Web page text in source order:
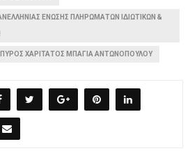
ΈΝΩΣΗΣ ΠΛΗΡΩΜΆΤΩΝ ΙΔΙΩΤΙΚΏΝ &
ΧΑΡΙΤΑΤΟΣ ΜΠΑΓΙΑ ΑΝΤΩΝΟΠΟΥΛΟΥ